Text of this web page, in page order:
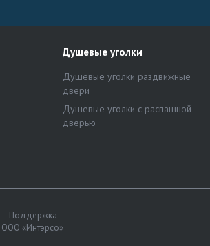
Душевые уголки
Душевые уголки раздвижные
двери
Душевые уголки с распашной
дверью
Поддержка
ООО «Интэрсо»